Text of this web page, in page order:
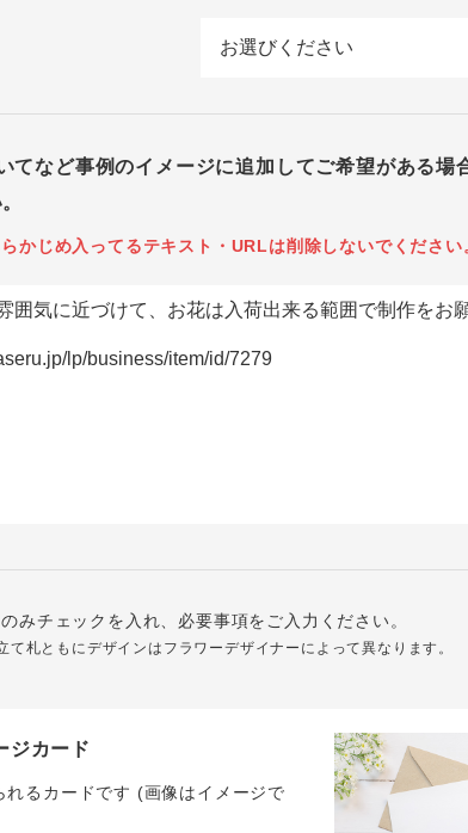
てなど事例のイメージに追加してご希望がある場
かじめ入ってるテキスト・URLは削除しないでください
みチェックを入れ、必要事項をご入力ください。
札ともにデザインはフラワーデザイナーによって異なります。
ジカード
れるカードです (画像はイメージで